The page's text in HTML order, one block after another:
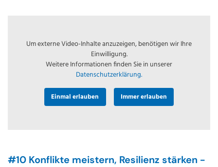
Um externe Video-Inhalte anzuzeigen, benötigen wir Ihre
Einwilligung.
Weitere Informationen finden Sie in unserer
Datenschutzerklärung.
Einmal erlauben Immer erlauben
#10 Konflikte meistern, Resilienz stärken -